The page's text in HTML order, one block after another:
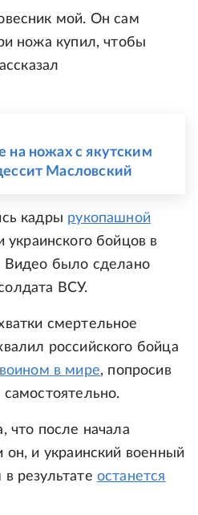
мой. Он сам
ножа купил, чтобы
на ножах с якутским
Масловский
кадры рукопашной
украинского бойцов в
Видео было сделано
ВСУ.
смертельное
российского бойца
в мире, попросив
что после начала
он, и украинский военный
результате останется